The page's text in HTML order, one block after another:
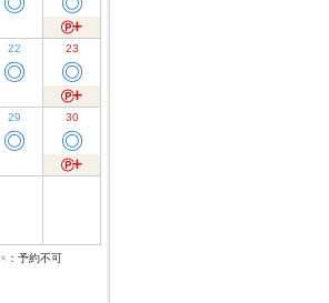
22
◎
23
◎
29
◎
30
◎
× ：予約不可